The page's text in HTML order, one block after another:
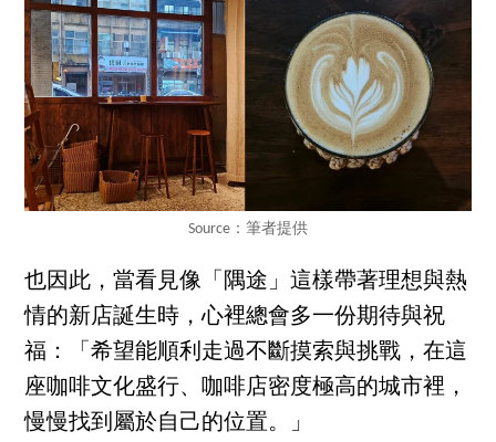
Source：筆者提供
也因此，當看見像「隅途」這樣帶著理想與熱
情的新店誕生時，心裡總會多一份期待與祝
福：「希望能順利走過不斷摸索與挑戰，在這
座咖啡文化盛行、咖啡店密度極高的城市裡，
慢慢找到屬於自己的位置。」